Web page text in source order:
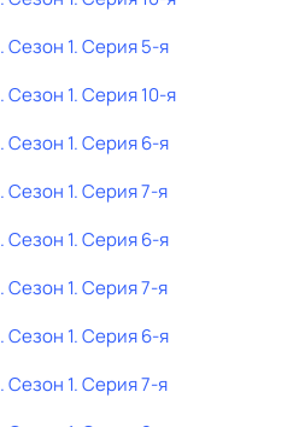
. Сезон 1. Серия 5-я
. Сезон 1. Серия 10-я
. Сезон 1. Серия 6-я
. Сезон 1. Серия 7-я
. Сезон 1. Серия 6-я
. Сезон 1. Серия 7-я
. Сезон 1. Серия 6-я
. Сезон 1. Серия 7-я